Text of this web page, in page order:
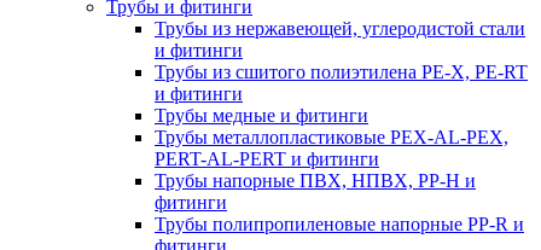
Трубы и фитинги
Трубы из нержавеющей, углеродистой стали
и фитинги
Трубы из сшитого полиэтилена PE-X, PE-RT
и фитинги
Трубы медные и фитинги
Трубы металлопластиковые PEX-AL-PEX,
PERT-AL-PERT и фитинги
Трубы напорные ПВХ, НПВХ, PP-H и
фитинги
Трубы полипропиленовые напорные PP-R и
фитинги